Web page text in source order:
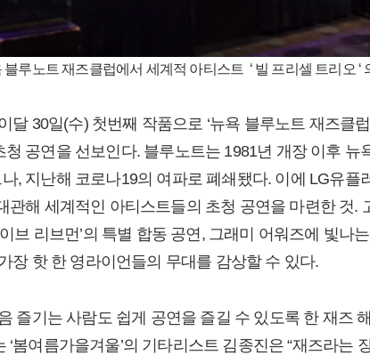
루노트 재즈클럽에서 세계적 아티스트 ‘ 빌 프리셀 트리오
달 30일(수) 첫번째 작품으로 ‘뉴욕 블루노트 재즈클
공연을 선보인다. 블루노트는 1981년 개장 이후 뉴
, 지난해 코로나19의 여파로 폐쇄됐다. 이에 LG유플
관해 세계적인 아티스트들의 초청 공연을 마련한 것.
이브 리브먼’의 특별 합동 공연, 그래미 어워즈에 빛나
장 핫 한 영라이언들의 무대를 감상할 수 있다.
즐기는 사람도 쉽게 공연을 즐길 수 있도록 한 재즈
봄여름가을겨울’의 기타리스트 김종진은 “재즈라는